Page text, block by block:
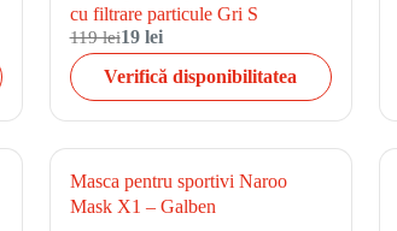
cu filtrare particule Gri S
119 lei19 lei
Verifică disponibilitatea
Masca pentru sportivi Naroo
Mask X1 – Galben